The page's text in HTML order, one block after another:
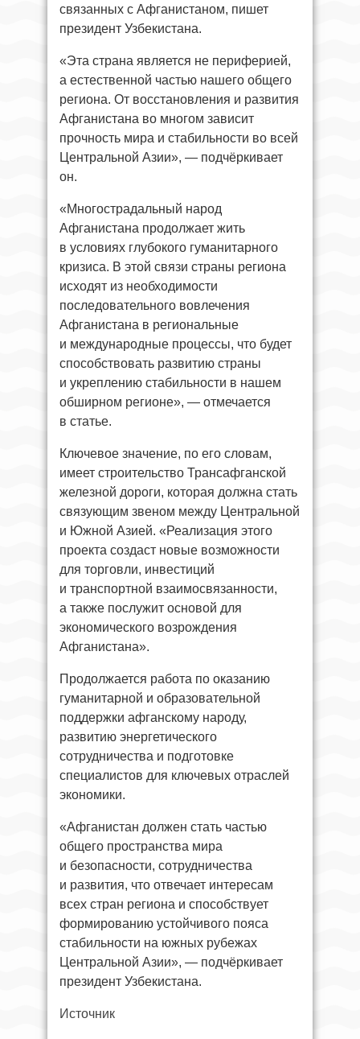
связанных с Афганистаном, пишет
президент Узбекистана.
«Эта страна является не периферией,
а естественной частью нашего общего
региона. От восстановления и развития
Афганистана во многом зависит
прочность мира и стабильности во всей
Центральной Азии», — подчёркивает
он.
«Многострадальный народ
Афганистана продолжает жить
в условиях глубокого гуманитарного
кризиса. В этой связи страны региона
исходят из необходимости
последовательного вовлечения
Афганистана в региональные
и международные процессы, что будет
способствовать развитию страны
и укреплению стабильности в нашем
обширном регионе», — отмечается
в статье.
Ключевое значение, по его словам,
имеет строительство Трансафганской
железной дороги, которая должна стать
связующим звеном между Центральной
и Южной Азией. «Реализация этого
проекта создаст новые возможности
для торговли, инвестиций
и транспортной взаимосвязанности,
а также послужит основой для
экономического возрождения
Афганистана».
Продолжается работа по оказанию
гуманитарной и образовательной
поддержки афганскому народу,
развитию энергетического
сотрудничества и подготовке
специалистов для ключевых отраслей
экономики.
«Афганистан должен стать частью
общего пространства мира
и безопасности, сотрудничества
и развития, что отвечает интересам
всех стран региона и способствует
формированию устойчивого пояса
стабильности на южных рубежах
Центральной Азии», — подчёркивает
президент Узбекистана.
Источник